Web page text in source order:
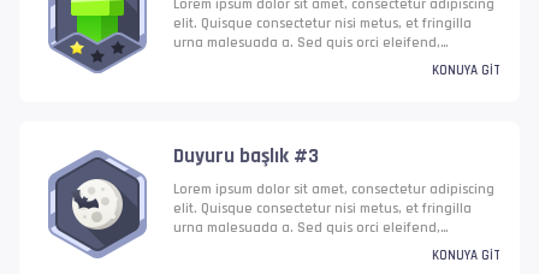
Lorem ipsum dolor sit amet, consectetur adipiscing
elit. Quisque consectetur nisi metus, et fringilla
urna malesuada a. Sed quis orci eleifend,
dignissim augue vel, ultricies tellus. Nullam nec
Nulla id gravida neque.
KONUYA GIT
Duyuru başlık #3
Lorem ipsum dolor sit amet, consectetur adipiscing
elit. Quisque consectetur nisi metus, et fringilla
urna malesuada a. Sed quis orci eleifend,
dignissim augue vel, ultricies tellus. Nullam nec
KONUYA GIT